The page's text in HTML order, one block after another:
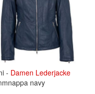
- Damen Lederjacke
navy